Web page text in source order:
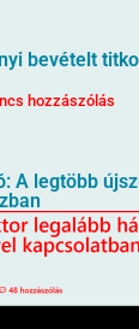
bevételt
hozzászólás
A legtöbb